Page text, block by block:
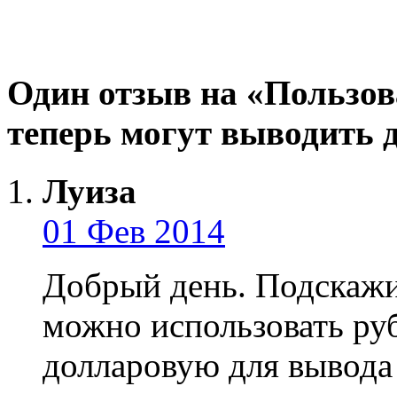
Один отзыв на
теперь могут выводить
Луиза
01 Фев 2014
Добрый день.
можно использовать
долларовую для